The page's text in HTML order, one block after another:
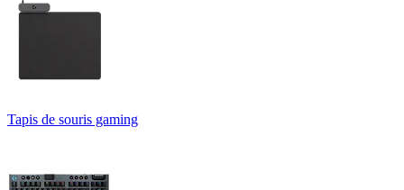
Tapis de souris gaming